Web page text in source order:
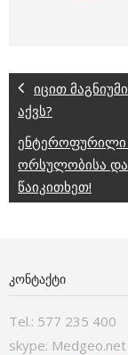
იცით
აქვს?
ენტეროფურილი
ორსულობისა
წაიკითხეთ!
ᲙᲝᲜᲢᲐᲥᲢᲘ
Tel.: 577 235 400
skype: Medgeo.net